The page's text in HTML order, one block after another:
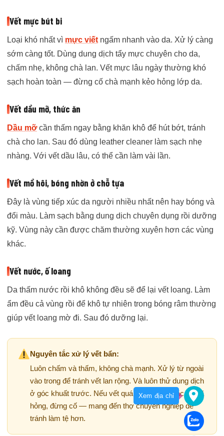
Vết mực bút bi
Loại khó nhất vì mực viết ngấm nhanh vào da. Xử lý càng
sớm càng tốt. Dùng dung dịch tẩy mực chuyên cho da,
chấm nhẹ, không chà lan. Vết mực lâu ngày thường khó
sạch hoàn toàn — đừng cố chà mạnh kẻo hỏng lớp da.
Vết dầu mỡ, thức ăn
Dầu mỡcần thấm ngay bằng khăn khô để hút bớt, tránh
chà cho lan. Sau đó dùng leather cleaner làm sạch nhẹ
nhàng. Với vết dầu lâu, có thể cần làm vài lần.
Vết mồ hôi, bóng nhờn ở chỗ tựa
Đây là vùng tiếp xúc da người nhiều nhất nên hay bóng và
đổi màu. Làm sạch bằng dung dịch chuyên dụng rồi dưỡng
kỹ. Vùng này cần được chăm thường xuyên hơn các vùng
khác.
Vết nước, ố loang
Da thấm nước rồi khô không đều sẽ để lại vết loang. Làm
ẩm đều cả vùng rồi để khô tự nhiên trong bóng râm thường
giúp vết loang mờ đi. Sau đó dưỡng lại.
Nguyên tắc xử lý vết bẩn:
Luôn chấm và thấm, không chà mạnh. Xử lý từ ngoài
vào trong để tránh vết lan rộng. Và luôn thử dung dịch
ở góc khuất trước. Nếu vết quá cứng đầu hoặc da đã
hỏng, đừng cố — mang đến thợ chuyên nghiệp để
tránh làm tệ hơn.
Xem địa chỉ